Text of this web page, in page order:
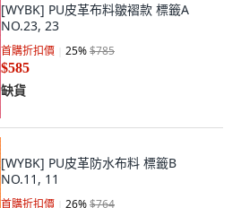
[WYBK] PU皮革布料皺褶款 標籤A
NO.23, 23
首購折扣價 25%$785
$585
缺貨
[WYBK] PU皮革防水布料 標籤B
NO.11, 11
首購折扣價 26%$764